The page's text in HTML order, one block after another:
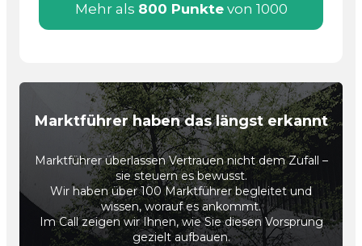
Mehr als 800 Punktevon 1000
Marktführer haben das längst erkannt
Marktführer überlassen Vertrauen nicht dem Zufall –
sie steuern es bewusst.
Wir haben über 100 Marktführer begleitet und
wissen, worauf es ankommt.
Im Call zeigen wir Ihnen, wie Sie diesen Vorsprung
gezielt aufbauen.